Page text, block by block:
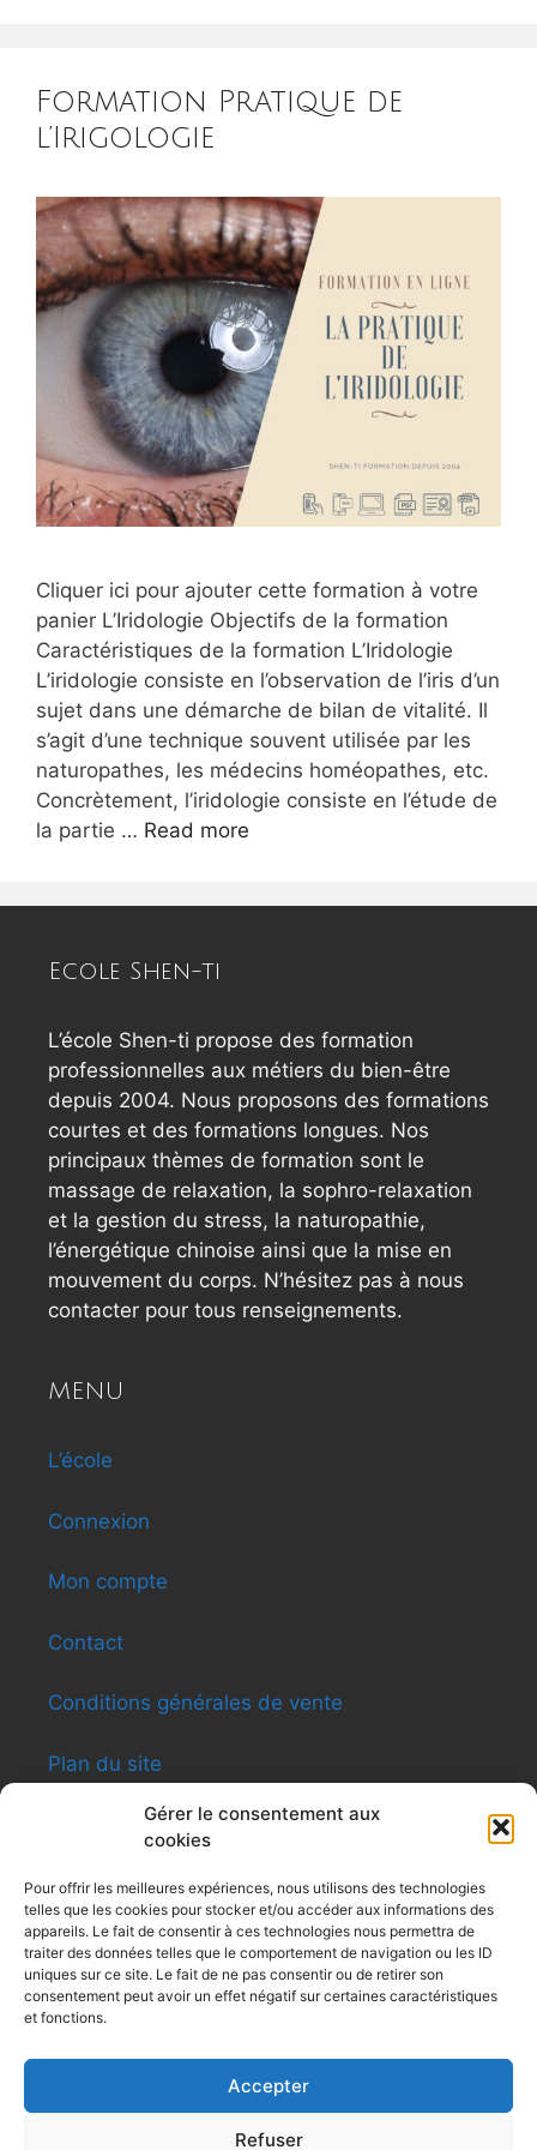
Gérer le consentement aux
cookies
Pour offrir les meilleures expériences, nous utilisons des technologies
telles que les cookies pour stocker et/ou accéder aux informations des
appareils. Le fait de consentir à ces technologies nous permettra de
traiter des données telles que le comportement de navigation ou les ID
uniques sur ce site. Le fait de ne pas consentir ou de retirer son
consentement peut avoir un effet négatif sur certaines caractéristiques
et fonctions.
Accepter
Refuser
Formation Pratique de
l’Irigologie
Cliquer ici pour ajouter cette formation à votre
panier L’Iridologie Objectifs de la formation
Caractéristiques de la formation L’Iridologie
L’iridologie consiste en l’observation de l’iris d’un
sujet dans une démarche de bilan de vitalité. Il
s’agit d’une technique souvent utilisée par les
naturopathes, les médecins homéopathes, etc.
Concrètement, l’iridologie consiste en l’étude de
la partie … Read more
Ecole Shen-ti
L’école Shen-ti propose des formation
professionnelles aux métiers du bien-être
depuis 2004. Nous proposons des formations
courtes et des formations longues. Nos
principaux thèmes de formation sont le
massage de relaxation, la sophro-relaxation
et la gestion du stress, la naturopathie,
l’énergétique chinoise ainsi que la mise en
mouvement du corps. N’hésitez pas à nous
contacter pour tous renseignements.
MENU
L’école
Connexion
Mon compte
Contact
Conditions générales de vente
Plan du site
INFORMATIONS
Shen-ti Caldas Formation
8, rue du Général Giraud – Apt12 – 31200
Toulouse
Siret : 479 494 031
contactshenti@yahoo.fr